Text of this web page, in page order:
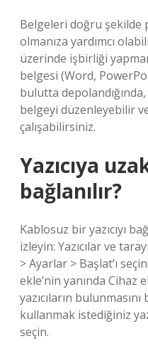
Belgeleri doğru şekilde
olmanıza yardımcı
üzerinde işbirliği
belgesi (Word,
bulutta
belgeyi düzenleyebilir
çalışabilirsiniz.
Yazıcıya
bağlanılır?
Kablosuz bir yazıcıyı
izleyin: Yazıcılar ve
> Ayarlar > Başlat’ı
ekle’nin yanında Cihaz
yazıcıların
kullanmak istediğiniz
seçin.